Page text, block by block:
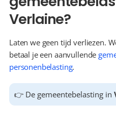
Verlaine?
Laten we geen tijd verliezen.
betaal je een aanvullende
personenbelasting.
👉 De gemeentebelasting in